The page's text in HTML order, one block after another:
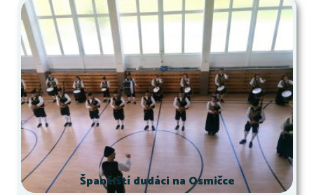
Španělští dudáci na Osmičce